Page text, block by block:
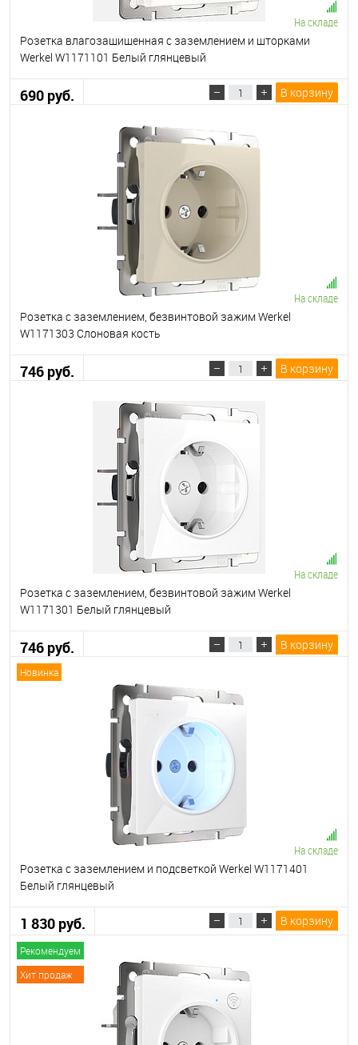
На складе
Розетка влагозащищенная с заземлением и шторками
Werkel W1171101 Белый глянцевый
690 руб. В корзину
На складе
Розетка с заземлением, безвинтовой зажим Werkel
W1171303 Слоновая кость
746 руб. В корзину
На складе
Розетка с заземлением, безвинтовой зажим Werkel
W1171301 Белый глянцевый
746 руб. В корзину
Новинка
На складе
Розетка с заземлением и подсветкой Werkel W1171401
Белый глянцевый
1 830 руб. В корзину
Рекомендуем
Хит продаж